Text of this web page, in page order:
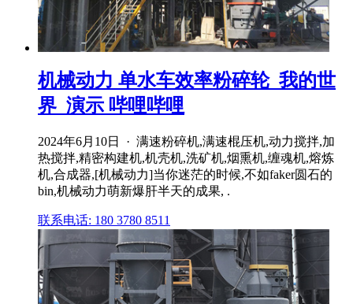
机械动力 单水车效率粉碎轮_我的世
界_演示 哔哩哔哩
2024年6月10日 · 满速粉碎机,满速棍压机,动力搅拌,加
热搅拌,精密构建机,机壳机,洗矿机,烟熏机,缠魂机,熔炼
机,合成器,[机械动力]当你迷茫的时候,不如faker圆石的
bin,机械动力萌新爆肝半天的成果, .
联系电话: 180 3780 8511